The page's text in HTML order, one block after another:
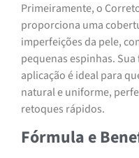
Primeiramente, o
proporciona uma
imperfeições da pele,
pequenas espinhas.
aplicação é ideal para
natural e uniforme,
retoques rápidos.
Fórmula e